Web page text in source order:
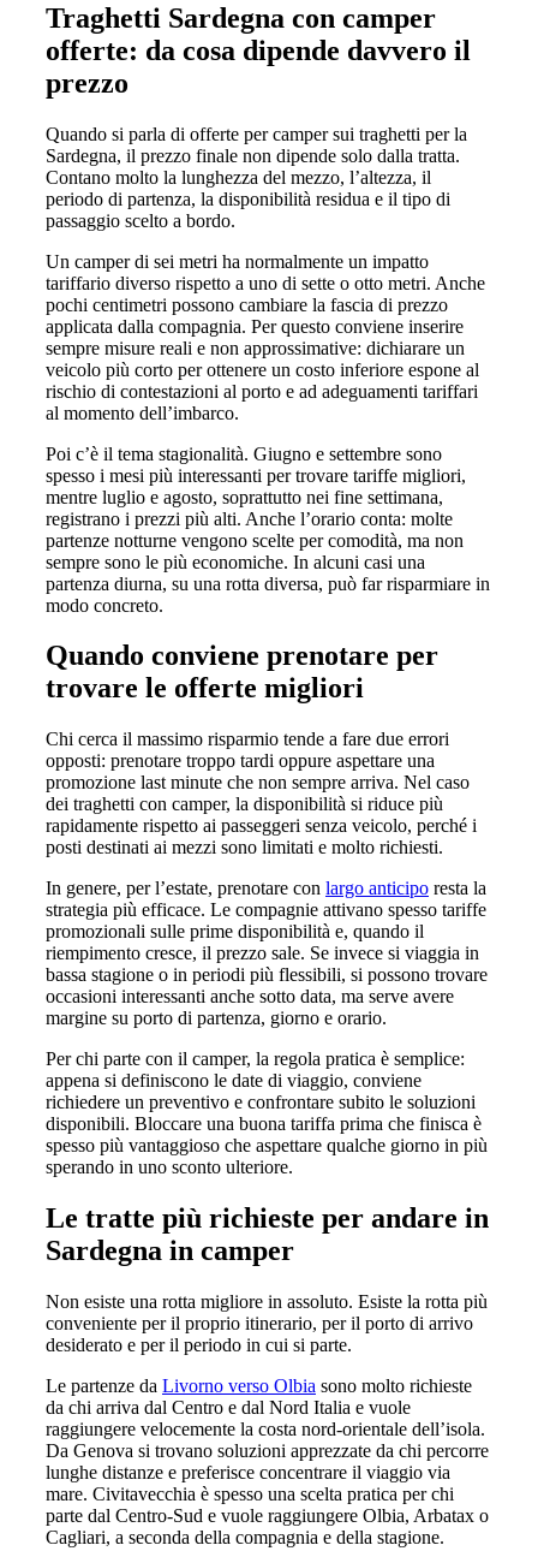
Traghetti Sardegna con camper
offerte: da cosa dipende davvero il
prezzo
Quando si parla di offerte per camper sui traghetti per la
Sardegna, il prezzo finale non dipende solo dalla tratta.
Contano molto la lunghezza del mezzo, l’altezza, il
periodo di partenza, la disponibilità residua e il tipo di
passaggio scelto a bordo.
Un camper di sei metri ha normalmente un impatto
tariffario diverso rispetto a uno di sette o otto metri. Anche
pochi centimetri possono cambiare la fascia di prezzo
applicata dalla compagnia. Per questo conviene inserire
sempre misure reali e non approssimative: dichiarare un
veicolo più corto per ottenere un costo inferiore espone al
rischio di contestazioni al porto e ad adeguamenti tariffari
al momento dell’imbarco.
Poi c’è il tema stagionalità. Giugno e settembre sono
spesso i mesi più interessanti per trovare tariffe migliori,
mentre luglio e agosto, soprattutto nei fine settimana,
registrano i prezzi più alti. Anche l’orario conta: molte
partenze notturne vengono scelte per comodità, ma non
sempre sono le più economiche. In alcuni casi una
partenza diurna, su una rotta diversa, può far risparmiare in
modo concreto.
Quando conviene prenotare per
trovare le offerte migliori
Chi cerca il massimo risparmio tende a fare due errori
opposti: prenotare troppo tardi oppure aspettare una
promozione last minute che non sempre arriva. Nel caso
dei traghetti con camper, la disponibilità si riduce più
rapidamente rispetto ai passeggeri senza veicolo, perché i
posti destinati ai mezzi sono limitati e molto richiesti.
In genere, per l’estate, prenotare con largo anticiporesta la
strategia più efficace. Le compagnie attivano spesso tariffe
promozionali sulle prime disponibilità e, quando il
riempimento cresce, il prezzo sale. Se invece si viaggia in
bassa stagione o in periodi più flessibili, si possono trovare
occasioni interessanti anche sotto data, ma serve avere
margine su porto di partenza, giorno e orario.
Per chi parte con il camper, la regola pratica è semplice:
appena si definiscono le date di viaggio, conviene
richiedere un preventivo e confrontare subito le soluzioni
disponibili. Bloccare una buona tariffa prima che finisca è
spesso più vantaggioso che aspettare qualche giorno in più
sperando in uno sconto ulteriore.
Le tratte più richieste per andare in
Sardegna in camper
Non esiste una rotta migliore in assoluto. Esiste la rotta più
conveniente per il proprio itinerario, per il porto di arrivo
desiderato e per il periodo in cui si parte.
Le partenze da Livorno verso Olbia sono molto richieste
da chi arriva dal Centro e dal Nord Italia e vuole
raggiungere velocemente la costa nord-orientale dell’isola.
Da Genova si trovano soluzioni apprezzate da chi percorre
lunghe distanze e preferisce concentrare il viaggio via
mare. Civitavecchia è spesso una scelta pratica per chi
parte dal Centro-Sud e vuole raggiungere Olbia, Arbatax o
Cagliari, a seconda della compagnia e della stagione.